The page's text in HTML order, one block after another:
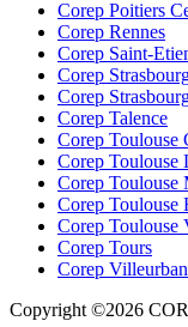
Corep Poitiers
Corep Rennes
Corep Saint-
Corep
Corep
Corep Talence
Corep Toulouse
Corep Toulouse
Corep Toulouse
Corep Toulouse
Corep Toulouse
Corep Tours
Corep
Copyright ©2026